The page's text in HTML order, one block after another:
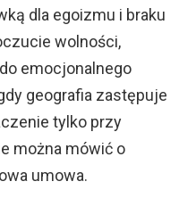
dla egoizmu i braku
wolności,
emocjonalnego
geografia zastępuje
tylko przy
można mówić o
umowa.